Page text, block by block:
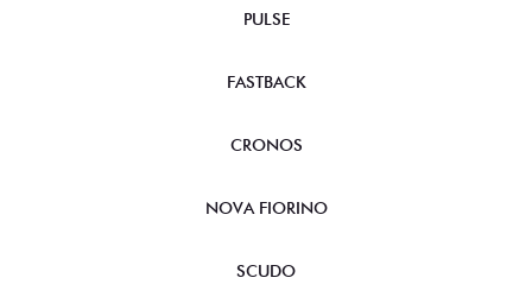
PULSE
FASTBACK
CRONOS
NOVA FIORINO
SCUDO